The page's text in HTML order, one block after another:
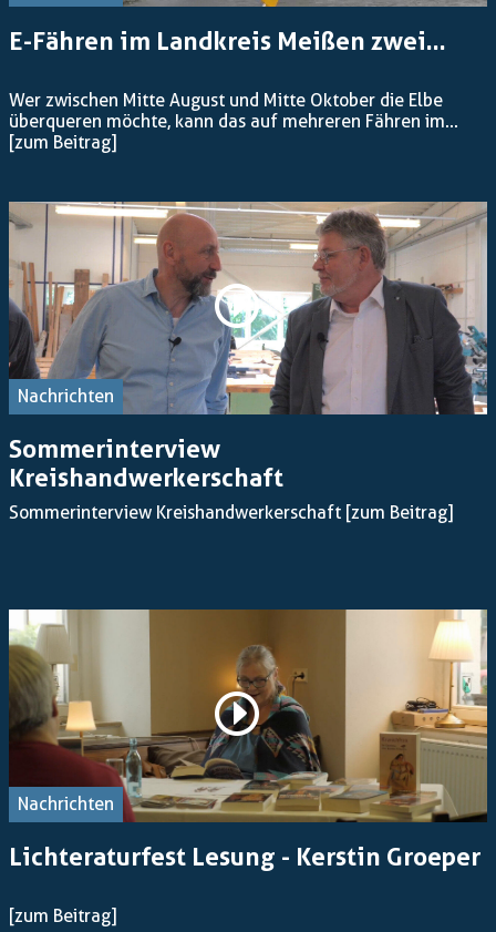
E-Fähren im Landkreis Meißen zwei...
Wer zwischen Mitte August und Mitte Oktober die Elbe
überqueren möchte, kann das auf mehreren Fähren im...
[zum Beitrag]
Nachrichten
Sommerinterview
Kreishandwerkerschaft
Sommerinterview Kreishandwerkerschaft [zum Beitrag]
Nachrichten
Lichteraturfest Lesung - Kerstin Groeper
[zum Beitrag]